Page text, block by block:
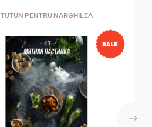
TUTUN PENTRU NARGHILEA